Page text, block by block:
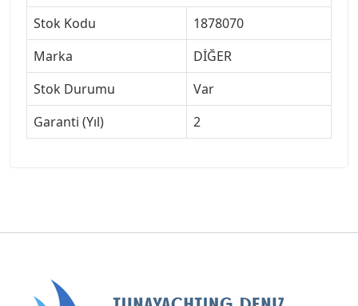
Stok Kodu
1878070
Marka
DİĞER
Stok Durumu
Var
Garanti (Yıl)
2